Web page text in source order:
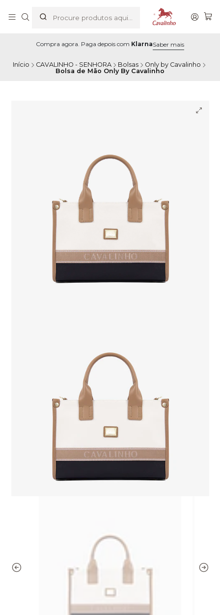
Compra agora. Paga depois com KlarnaSaber mais
Início CAVALINHO - SENHORA Bolsas
Only by Cavalinho
Bolsa de Mão Only By Cavalinho